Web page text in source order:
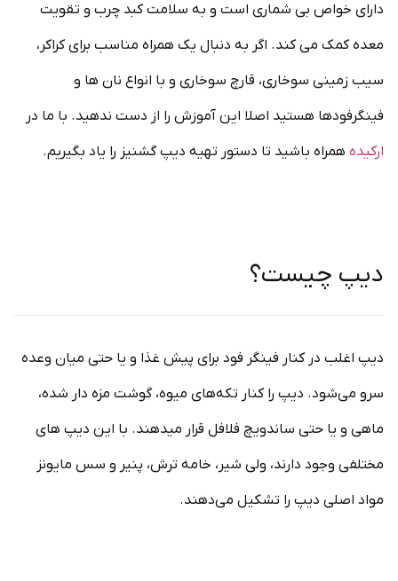
دارای خواص بی شماری است و به سلامت کبد چرب و تقویت
معده کمک می کند. اگر به دنبال یک همراه مناسب برای کراکر،
سیب زمینی سوخاری، قارچ سوخاری و با انواع نان ها و
فینگرفودها هستید اصلا این آموزش را از دست ندهید. با ما در
ارکیده همراه باشید تا دستور تهیه دیپ گشنیز را یاد بگیریم.
دیپ چیست؟
دیپ اغلب در کنار فینگر فود برای پیش غذا و یا حتی میان وعده
سرو می‌شود. دیپ را کنار تکه‌های میوه، گوشت مزه دار شده،
ماهی و یا حتی ساندویچ فلافل قرار میدهند. با این دیپ های
مختلفی وجود دارند، ولی شیر، خامه ترش، پنیر و سس مایونز
مواد اصلی دیپ را تشکیل می‌دهند.